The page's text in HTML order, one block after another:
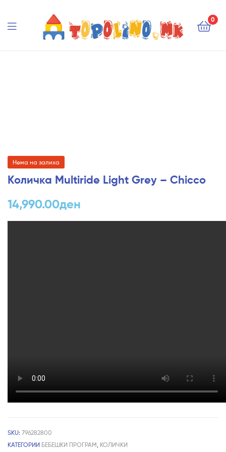
0
Нема на залиха
Количка Multiride Light Grey – Chicco
14,990.00ден
SKU: 796282800
КАТЕГОРИИ БЕБЕШКИ ПРОГРАМ, КОЛИЧКИ